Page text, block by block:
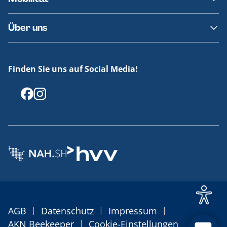
Fundsachen
Häufige Fragen
Barrierefreies Reisen
Erklärung Barrierefreiheit
Über uns
Offenlegungen
Finden Sie uns auf Social Media!
AGB | Datenschutz | Impressum |
AKN Beekeeper | Cookie-Einstellungen